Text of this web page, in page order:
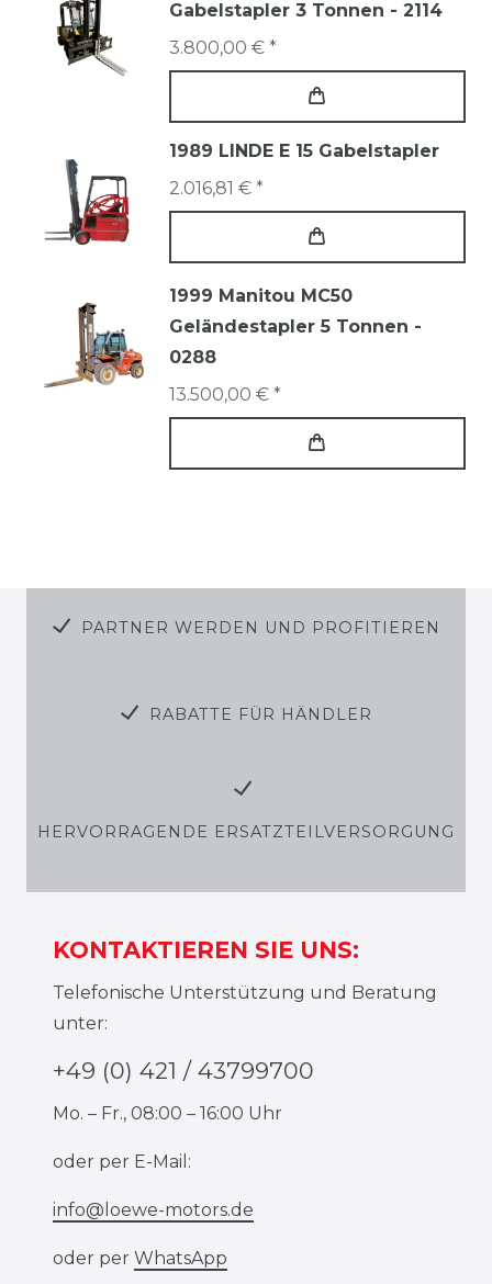
Gabelstapler 3 Tonnen - 2114
3.800,00 € *
1989 LINDE E 15 Gabelstapler
2.016,81 € *
1999 Manitou MC50
Geländestapler 5 Tonnen -
0288
13.500,00 € *
PARTNER WERDEN UND PROFITIEREN
RABATTE FÜR HÄNDLER
HERVORRAGENDE ERSATZTEILVERSORGUNG
KONTAKTIEREN SIE UNS:
Telefonische Unterstützung und Beratung
unter:
+49 (0) 421 / 43799700
Mo. – Fr., 08:00 – 16:00 Uhr
oder per E-Mail:
info@loewe-motors.de
oder per WhatsApp